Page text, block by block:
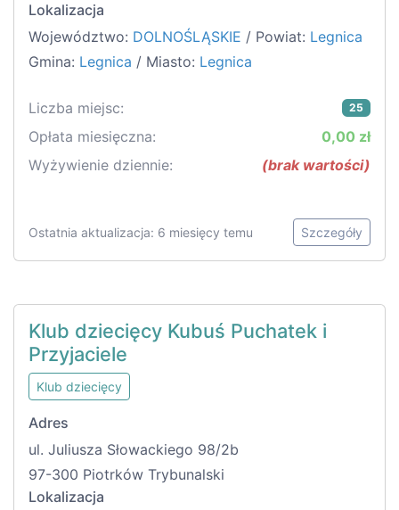
Lokalizacja
Województwo: DOLNOŚLĄSKIE / Powiat: Legnica
Gmina: Legnica / Miasto: Legnica
Liczba miejsc: 25
Opłata miesięczna:
0,00 zł
Wyżywienie dziennie:
(brak wartości)
Ostatnia aktualizacja: 6 miesięcy temu Szczegóły
Klub dziecięcy Kubuś Puchatek i
Przyjaciele
Klub dziecięcy
Adres
ul. Juliusza Słowackiego 98/2b
97-300 Piotrków Trybunalski
Lokalizacja